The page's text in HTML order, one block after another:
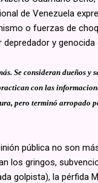
de Venezuela
o fuerzas de
y
Se consideran dueños y
con las
pero terminó arropado
pública no son
los gringos,
golpista), la pérfida